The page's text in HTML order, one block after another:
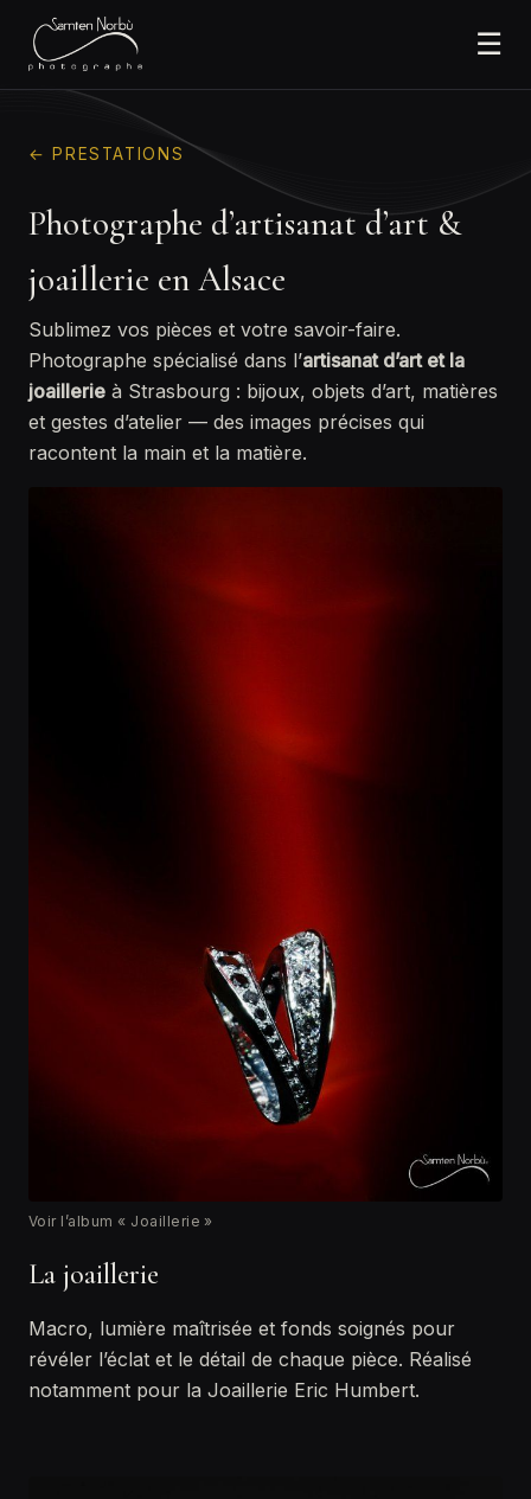
☰
← PRESTATIONS
Photographe d’artisanat d’art &
joaillerie en Alsace
Sublimez vos pièces et votre savoir-faire.
Photographe spécialisé dans l’artisanat d’art et la
joaillerie à Strasbourg : bijoux, objets d’art, matières
et gestes d’atelier — des images précises qui
racontent la main et la matière.
Voir l’album « Joaillerie »
La joaillerie
Macro, lumière maîtrisée et fonds soignés pour
révéler l’éclat et le détail de chaque pièce. Réalisé
notamment pour la Joaillerie Eric Humbert.